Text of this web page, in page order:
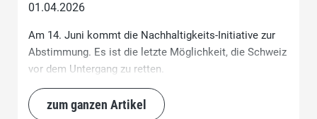
01.04.2026
Am 14. Juni kommt die Nachhaltigkeits-Initiative zur
Abstimmung. Es ist die letzte Möglichkeit, die Schweiz
vor dem Untergang zu retten.
zum ganzen Artikel